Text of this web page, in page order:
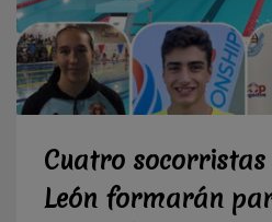
Cuatro
León formarán